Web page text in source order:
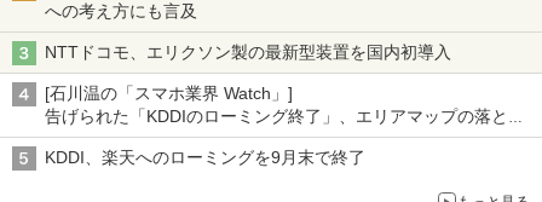
への考え方にも言及
NTTドコモ、エリクソン製の最新型装置を国内初導入
[石川温の「スマホ業界 Watch」]
告げられた「KDDIのローミング終了」、エリアマップの落とし
穴と楽天モバイルの課題
KDDI、楽天へのローミングを9月末で終了